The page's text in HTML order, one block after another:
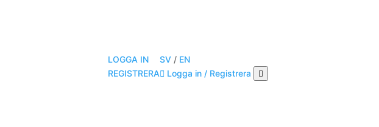
LOGGA IN
REGISTRERA
SV / EN
Logga in / Registrera